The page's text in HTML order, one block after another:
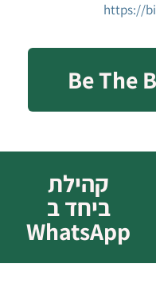
https://
קהילת
ביחד ב
WhatsApp